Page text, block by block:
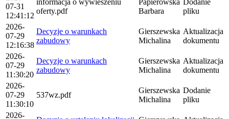
07-31
12:41:12
oferty.pdf
Barbara
pliku
2026-
07-29
12:16:38
Decyzje o warunkach
zabudowy
Gierszewska
Michalina
Aktualizacja
dokumentu
2026-
07-29
11:30:20
Decyzje o warunkach
zabudowy
Gierszewska
Michalina
Aktualizacja
dokumentu
2026-
07-29
11:30:10
537wz.pdf
Gierszewska
Michalina
Dodanie
pliku
2026-